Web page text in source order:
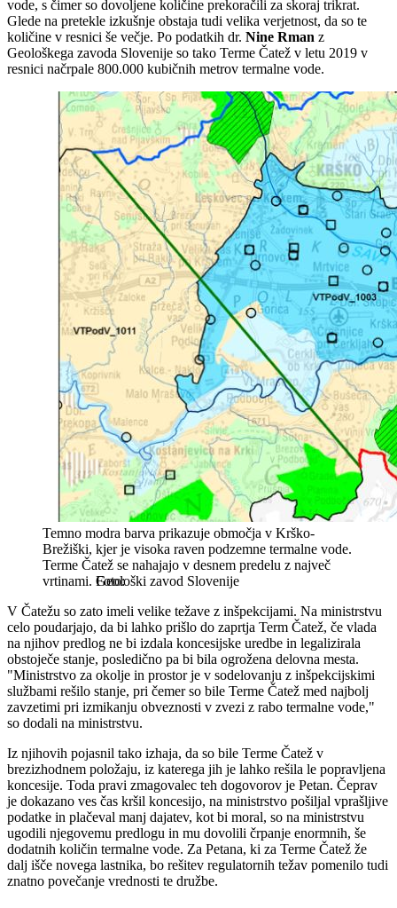
vode, s čimer so dovoljene količine prekoračili za skoraj trikrat.
Glede na pretekle izkušnje obstaja tudi velika verjetnost, da so te
količine v resnici še večje. Po podatkih dr. Nine Rman z
Geološkega zavoda Slovenije so tako Terme Čatež v letu 2019 v
resnici načrpale 800.000 kubičnih metrov termalne vode.
Temno modra barva prikazuje območja v Krško-
Brežiški, kjer je visoka raven podzemne termalne vode.
Terme Čatež se nahajajo v desnem predelu z največ
vrtinami. Geološki zavod Slovenije
V Čatežu so zato imeli velike težave z inšpekcijami. Na ministrstvu
celo poudarjajo, da bi lahko prišlo do zaprtja Term Čatež, če vlada
na njihov predlog ne bi izdala koncesijske uredbe in legalizirala
obstoječe stanje, posledično pa bi bila ogrožena delovna mesta.
"Ministrstvo za okolje in prostor je v sodelovanju z inšpekcijskimi
službami rešilo stanje, pri čemer so bile Terme Čatež med najbolj
zavzetimi pri izmikanju obveznosti v zvezi z rabo termalne vode,"
so dodali na ministrstvu.
Iz njihovih pojasnil tako izhaja, da so bile Terme Čatež v
brezizhodnem položaju, iz katerega jih je lahko rešila le popravljena
koncesije. Toda pravi zmagovalec teh dogovorov je Petan. Čeprav
je dokazano ves čas kršil koncesijo, na ministrstvo pošiljal vprašljive
podatke in plačeval manj dajatev, kot bi moral, so na ministrstvu
ugodili njegovemu predlogu in mu dovolili črpanje enormnih, še
dodatnih količin termalne vode. Za Petana, ki za Terme Čatež že
dalj išče novega lastnika, bo rešitev regulatornih težav pomenilo tudi
znatno povečanje vrednosti te družbe.